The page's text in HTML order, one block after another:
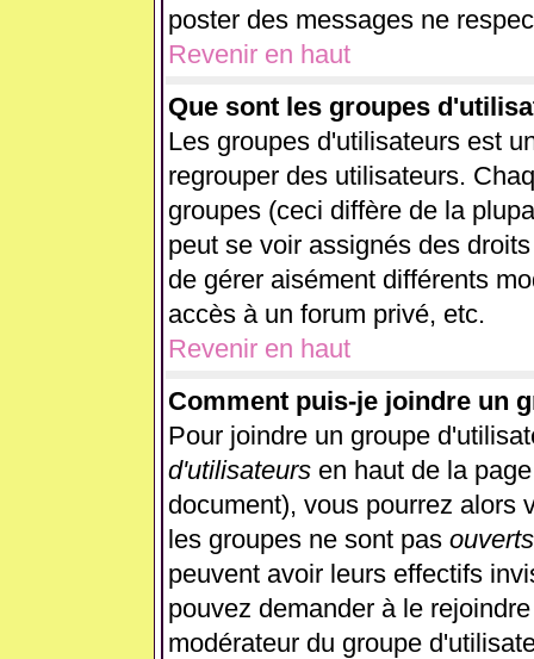
poster des messages ne
Revenir en haut
Que sont les groupes
Les groupes d'utilisateurs est
regrouper des utilisateurs.
groupes (ceci diffère de la
peut se voir assignés des
de gérer aisément différents
accès à un forum privé, etc.
Revenir en haut
Comment puis-je joindre un
Pour joindre un groupe
d'utilisateursen haut de la
document), vous pourrez alors
les groupes ne sont pas ouverts
peuvent avoir leurs effectifs
pouvez demander à le
modérateur du groupe